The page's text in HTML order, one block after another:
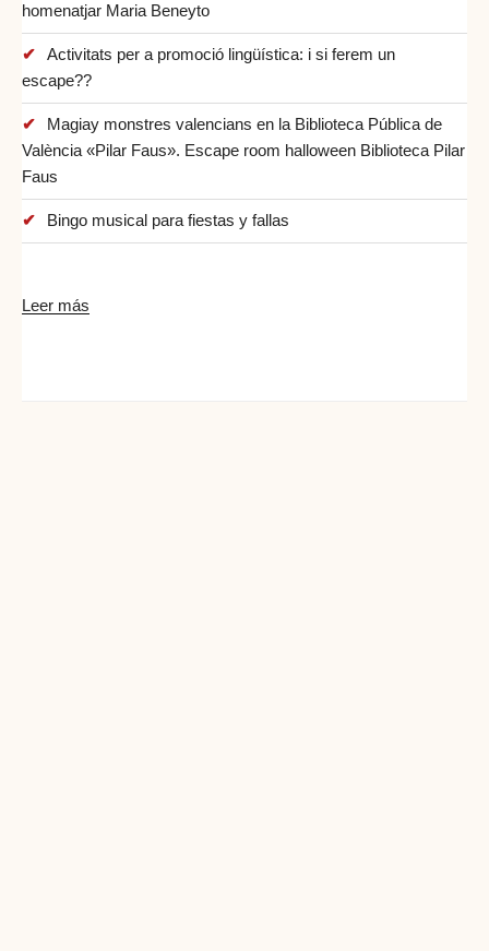
homenatjar Maria Beneyto
Activitats per a promoció lingüística: i si ferem un
escape??
Magiay monstres valencians en la Biblioteca Pública de
València «Pilar Faus». Escape room halloween Biblioteca Pilar
Faus
Bingo musical para fiestas y fallas
Leer más